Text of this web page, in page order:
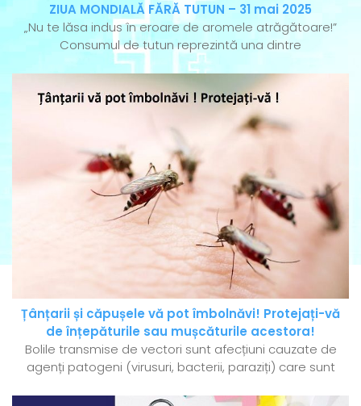
ZIUA MONDIALĂ FĂRĂ TUTUN – 31 mai 2025
„Nu te lăsa indus în eroare de aromele atrăgătoare!”
Consumul de tutun reprezintă una dintre
Țânțarii și căpușele vă pot îmbolnăvi! Protejați-vă
de înțepăturile sau mușcăturile acestora!
Bolile transmise de vectori sunt afecțiuni cauzate de
agenți patogeni (virusuri, bacterii, paraziți) care sunt